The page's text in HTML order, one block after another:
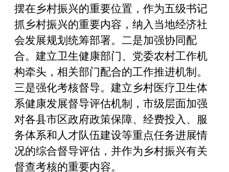
摆在乡村振兴的重要位置，作为五级书记
抓乡村振兴的重要内容，纳入当地经济社
会发展规划统筹部署。二是加强协同配
合。建立卫生健康部门、党委农村工作机
构牵头，相关部门配合的工作推进机制。
三是强化考核督导。建立乡村医疗卫生体
系健康发展督导评估机制，市级层面加强
对各县市区政府政策保障、经费投入、服
务体系和人才队伍建设等重点任务进展情
况的综合督导评估，并作为乡村振兴有关
督查考核的重要内容。